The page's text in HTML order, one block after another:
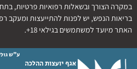
במקרה הצורך ובשאלות רפואיות פרטיות,
בריאות הנפש, יש לפנות להתייעצות ומעקב
האתר מיועד למשתמשים בגילאי 18+.
אגף יועצות ההלכה
ע"ש